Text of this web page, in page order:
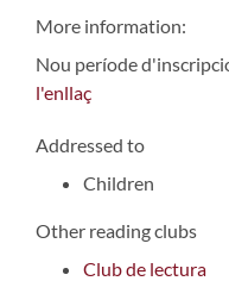
More information:
Nou període
l'enllaç
Addressed to
Children
Other reading clubs
Club de lectura